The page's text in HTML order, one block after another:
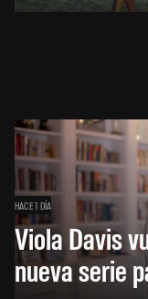
HACE 1 DÍA
Viola Davis
nueva serie